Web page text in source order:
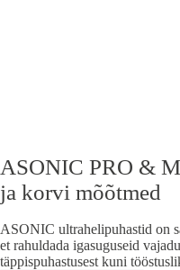
ASONIC PRO &
ja korvi mõõtmed
ASONIC ultrahelipuhastid on
et rahuldada igasuguseid
täppispuhastusest kuni